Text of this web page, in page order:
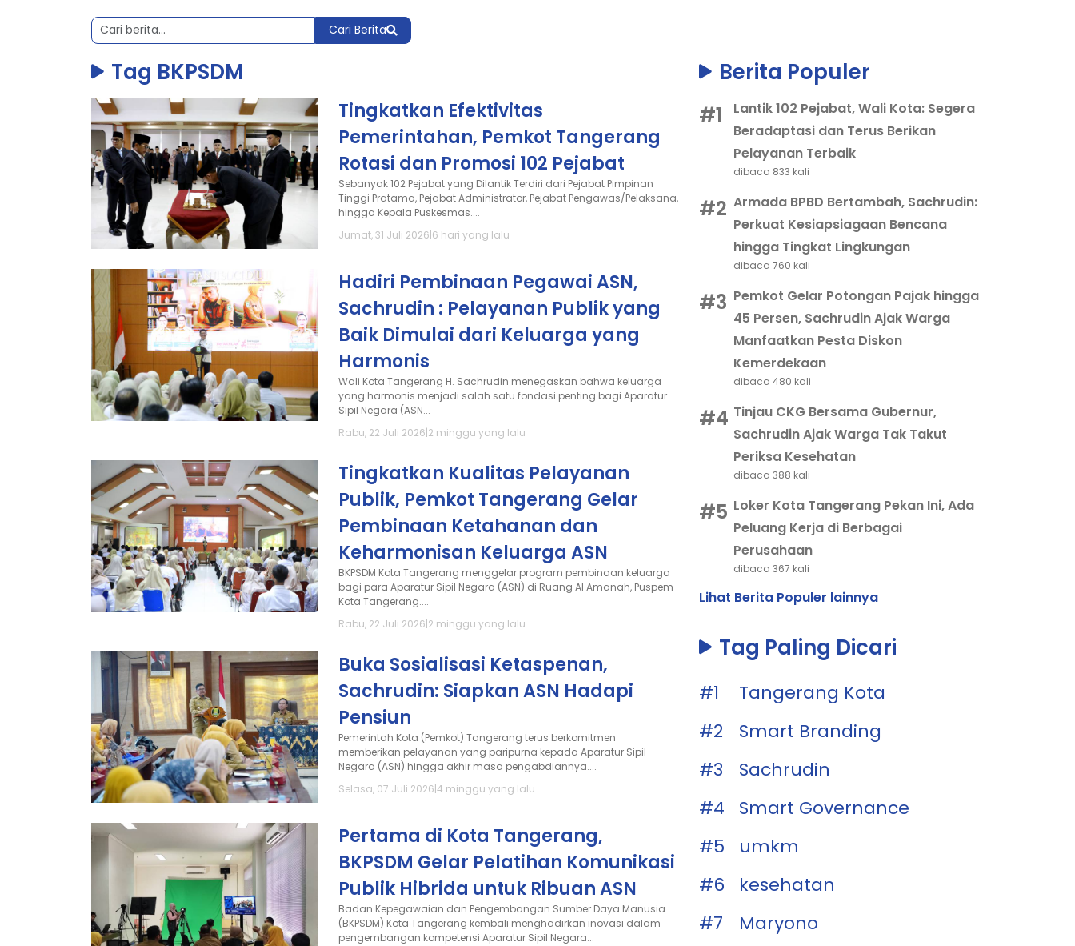
Cari Berita
Tag BKPSDM
Tingkatkan Efektivitas
Pemerintahan, Pemkot Tangerang
Rotasi dan Promosi 102 Pejabat
Sebanyak 102 Pejabat yang Dilantik Terdiri dari Pejabat Pimpinan
Tinggi Pratama, Pejabat Administrator, Pejabat Pengawas/Pelaksana,
hingga Kepala Puskesmas....
Jumat, 31 Juli 2026|6 hari yang lalu
Hadiri Pembinaan Pegawai ASN,
Sachrudin : Pelayanan Publik yang
Baik Dimulai dari Keluarga yang
Harmonis
Wali Kota Tangerang H. Sachrudin menegaskan bahwa keluarga
yang harmonis menjadi salah satu fondasi penting bagi Aparatur
Sipil Negara (ASN...
Rabu, 22 Juli 2026|2 minggu yang lalu
Tingkatkan Kualitas Pelayanan
Publik, Pemkot Tangerang Gelar
Pembinaan Ketahanan dan
Keharmonisan Keluarga ASN
BKPSDM Kota Tangerang menggelar program pembinaan keluarga
bagi para Aparatur Sipil Negara (ASN) di Ruang Al Amanah, Puspem
Kota Tangerang....
Rabu, 22 Juli 2026|2 minggu yang lalu
Buka Sosialisasi Ketaspenan,
Sachrudin: Siapkan ASN Hadapi
Pensiun
Pemerintah Kota (Pemkot) Tangerang terus berkomitmen
memberikan pelayanan yang paripurna kepada Aparatur Sipil
Negara (ASN) hingga akhir masa pengabdiannya....
Selasa, 07 Juli 2026|4 minggu yang lalu
Pertama di Kota Tangerang,
BKPSDM Gelar Pelatihan Komunikasi
Publik Hibrida untuk Ribuan ASN
Badan Kepegawaian dan Pengembangan Sumber Daya Manusia
(BKPSDM) Kota Tangerang kembali menghadirkan inovasi dalam
pengembangan kompetensi Aparatur Sipil Negara...
Berita Populer
#1
Lantik 102 Pejabat, Wali Kota: Segera
Beradaptasi dan Terus Berikan
Pelayanan Terbaik
dibaca 833 kali
#2 Armada BPBD Bertambah, Sachrudin:
Perkuat Kesiapsiagaan Bencana
hingga Tingkat Lingkungan
dibaca 760 kali
#3 Pemkot Gelar Potongan Pajak hingga
45 Persen, Sachrudin Ajak Warga
Manfaatkan Pesta Diskon
Kemerdekaan
dibaca 480 kali
#4 Tinjau CKG Bersama Gubernur,
Sachrudin Ajak Warga Tak Takut
Periksa Kesehatan
dibaca 388 kali
#5 Loker Kota Tangerang Pekan Ini, Ada
Peluang Kerja di Berbagai
Perusahaan
dibaca 367 kali
Lihat Berita Populer lainnya
Tag Paling Dicari
#1
Tangerang Kota
#2
Smart Branding
#3
Sachrudin
#4
Smart Governance
#5
umkm
#6
kesehatan
#7
Maryono